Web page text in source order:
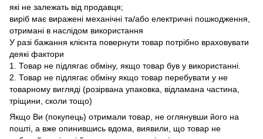
які не залежать від продавця;
виріб має виражені механічні та/або електричні пошкодження,
отримані в наслідом використання
У разі бажання клієнта повернути товар потрібно враховувати
деякі фактори
1. Товар не підлягає обміну, якщо товар був у використанні.
2. Товар не підлягає обміну якщо товар перебувати у не
товарному вигляді (розірвана упаковка, відламана частина,
тріщини, сколи тощо)
Якщо Ви (покупець) отримали товар, не оглянувши його на
пошті, а вже опинившись вдома, виявили, що товар не